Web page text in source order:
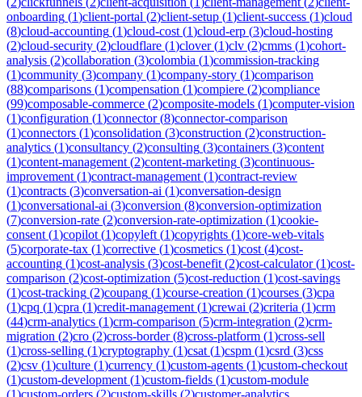
onboarding (1)client-portal (2)client-setup (1)client-success (1)cloud
(8)cloud-accounting (1)cloud-cost (1)cloud-erp (3)cloud-hosting
(2)cloud-security (2)cloudflare (1)clover(1)clv (2)cmms (1)cohort-
analysis (2)collaboration (3)colombia (1)commission-tracking
(1)community (3)company (1)company-story (1)comparison
(88)comparisons (1)compensation (1)compiere (2)compliance
(99)composable-commerce (2)composite-models (1)computer-vision
(1)configuration (1)connector(8)connector-comparison
(1)connectors (1)consolidation (3)construction (2)construction-
analytics (1)consultancy (2)consulting (3)containers (3)content
(1)content-management (2)content-marketing (3)continuous-
improvement (1)contract-management (1)contract-review
(1)contracts (3)conversation-ai (1)conversation-design
(1)conversational-ai (3)conversion (8)conversion-optimization
(7)conversion-rate (2)conversion-rate-optimization (1)cookie-
consent (1)copilot (1)copyleft (1)copyrights (1)core-web-vitals
(5)corporate-tax (1)corrective (1)cosmetics (1)cost (4)cost-
accounting (1)cost-analysis (3)cost-benefit (2)cost-calculator(1)cost-
comparison (2)cost-optimization (5)cost-reduction (1)cost-savings
(1)cost-tracking (2)coupang (1)course-creation (1)courses (3)cpa
(1)cpq (1)cpra (1)credit-management (1)crewai (2)criteria (1)crm
(44)crm-analytics (1)crm-comparison (5)crm-integration (2)crm-
migration (2)cro (2)cross-border(8)cross-platform (1)cross-sell
(1)cross-selling (1)cryptography (1)csat (1)cspm (1)csrd (3)css
(2)csv (1)culture (1)currency (1)custom-agents (1)custom-checkout
(1)custom-development (1)custom-fields (1)custom-module
(1)custom-orders (2)custom-skills (2)customer-analytics